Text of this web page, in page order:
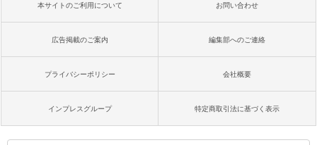
本サイトのご利用について お問い合わせ
広告掲載のご案内 編集部へのご連絡
プライバシーポリシー 会社概要
インプレスグループ 特定商取引法に基づく表示